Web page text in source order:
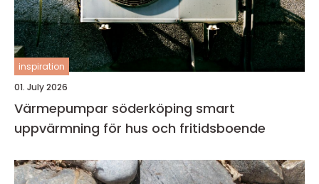
inspiration
01. July 2026
Värmepumpar söderköping smart
uppvärmning för hus och fritidsboende